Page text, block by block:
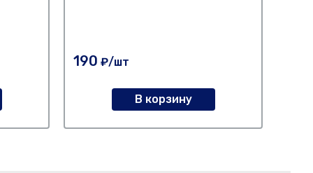
190 ₽/шт
В корзину